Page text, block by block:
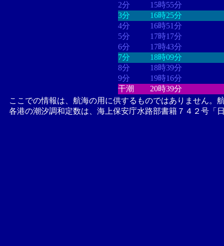
2分
15時55分
3分
16時25分
4分
16時51分
5分
17時17分
6分
17時43分
7分
18時09分
8分
18時39分
9分
19時16分
干潮
20時39分
ここでの情報は、航海の用に供するものではありません。
各港の潮汐調和定数は、海上保安庁水路部書籍７４２号「